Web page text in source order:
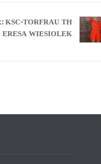
KSC-TORFRAU TH
ERESA WIESIOLEK